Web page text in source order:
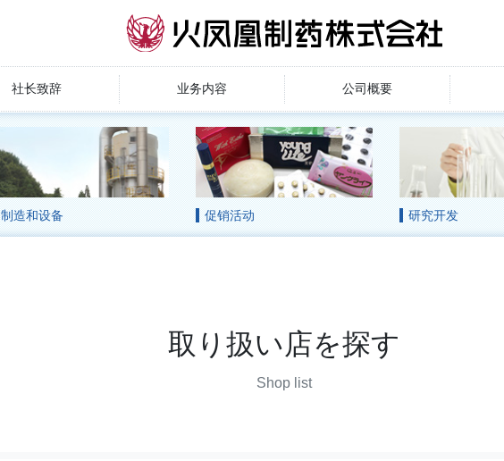
社长致辞 业务内容 公司概要
制造和设备 促销活动 研究开发
取り扱い店を探す
Shop list